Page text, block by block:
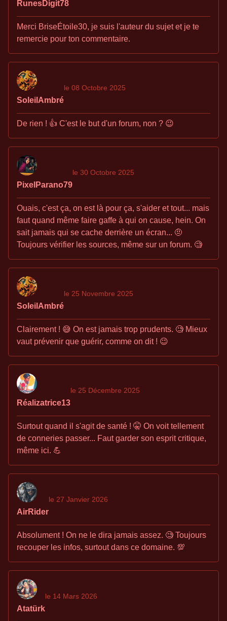
RunesDigit78
Merci BriseÉtoile30, je suis l'auteur du sujet et je te
remercie pour ton commentaire.
SoleilAmbré
le 08 Octobre 2025
De rien ! 👍 C'est le but d'un forum, non ? 😉
PixelParano79
le 30 Octobre 2025
Ouais, c'est ça, on est là pour ça, s'aider et tout... mais
faut quand même faire gaffe à qui on cause, hein. On
sait jamais qui se cache derrière un écran... 🤨
Toujours vérifier les sources, même sur un forum. 🧐
SoleilAmbré
le 25 Novembre 2025
Clairement ! 😅 On est jamais trop prudents. 🧐 Mieux
vaut prévenir que guérir, comme on dit ! 😉
Réalizatrice13
le 25 Décembre 2025
Surtout quand il s'agit de santé ! 🤫 On voit tellement
de conneries passer... Faut garder son esprit critique,
même ici. 💪
AirRider
le 27 Janvier 2026
Absolument ! On ne le dira jamais assez. 🧐 Toujours
recouper les infos, surtout dans ce domaine. 💯
Atatürk
le 14 Mars 2026